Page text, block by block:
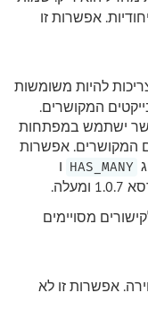
אפשרות זו
להיות משומשות
המקושרים.
ישתמש במפתחות
המקושרים. אפשרות
HAS_MANY ו
מסויימים
אפשרות זו לא